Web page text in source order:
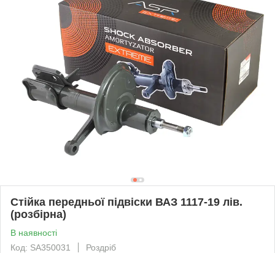
Стійка передньої підвіски ВАЗ 1117-19 лів.
(розбірна)
В наявності
Код: SA350031
Роздріб